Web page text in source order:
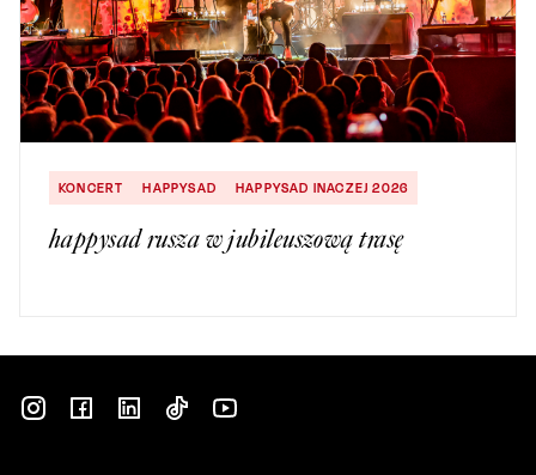
KONCERT HAPPYSAD HAPPYSAD INACZEJ 2026
happysad rusza w jubileuszową trasę